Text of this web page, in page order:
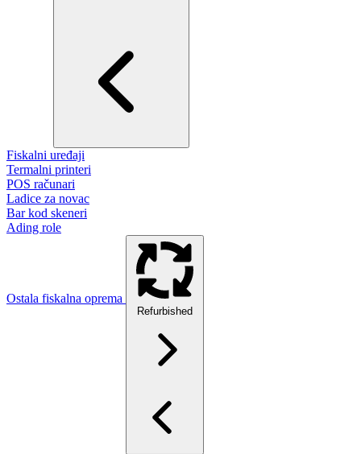
Fiskalni uređaji
Termalni printeri
POS računari
Ladice za novac
Bar kod skeneri
Ading role
Ostala fiskalna oprema
Refurbished